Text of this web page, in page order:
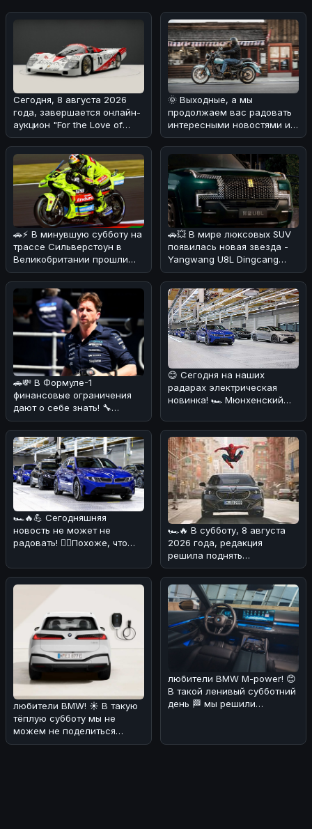
Сегодня, 8 августа 2026
года, завершается онлайн-
аукцион "For the Love of
Porsche", на котором предс
🌞 Выходные, а мы
продолжаем вас радовать
интересными новостями из
мира авто! 🚗Сегодня хотим
погово
🚗⚡ В минувшую субботу на
трассе Сильверстоун в
Великобритании прошли
тренировочные заезды 12-
го эта
🚗💥 В мире люксовых SUV
появилась новая звезда -
Yangwang U8L Dingcang
Edition! ⚡️ Этот четырехмест
🚗💸 В Формуле-1
финансовые ограничения
дают о себе знать! 🔧
Команда Williams,
возглавляемая Джеймс
😊 Сегодня на наших
радарах электрическая
новинка! 🏎️ Мюнхенский
серийное произв
🏎🔥💪 Сегодняшняя
новость не может не
радовать! 💁‍♀️Похоже, что
своего нов
🏎🔥 В субботу, 8 августа
2026 года, редакция
решила поднять
интересную тему,
связанную с BMW. На дн
любители BMW! ☀️ В такую
тёплую субботу мы не
можем не поделиться
интересной новостью. По
любители BMW M-power! 😊
В такой ленивый субботний
день 🏁 мы решили